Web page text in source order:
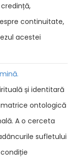
continuitate,
acestei
și identitară
ontologică
A o cerceta
sufletului